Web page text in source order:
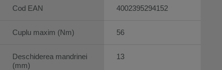
Cod EAN
Cuplu maxim (Nm)
Deschiderea mandrinei
(mm)
4002395294152
56
13